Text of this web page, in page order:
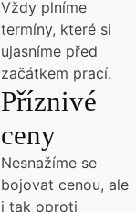
Vždy plníme
termíny, které si
ujasníme před
začátkem prací.
Příznivé
ceny
Nesnažíme se
bojovat cenou, ale
i tak oproti